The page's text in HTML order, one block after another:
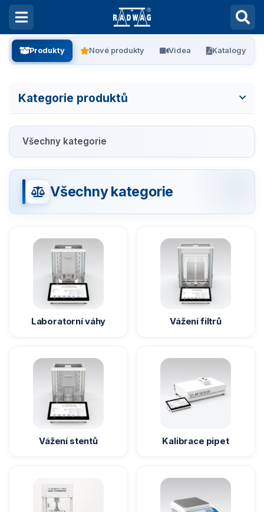
Produkty Nové produkty Videa Katalogy
Kategorie produktů
Všechny kategorie
Laboratorní váhy
Vážení filtrů
Vážení stentů
Kalibrace pipet
Komparátory hmotnosti
Zlatnické váhy
Průmyslové váhy
Váhy s certifikací ATEX
Automatické váhy
Všechny kategorie
Všechny kategorie
Laboratorní váhy Vážení filtrů
Vážení stentů Kalibrace pipet